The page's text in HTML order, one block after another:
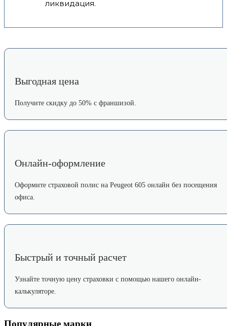
ликвидация.
Выгодная цена
Получите скидку до 50% с франшизой.
Онлайн-оформление
Оформите страховой полис на Peugeot 605 онлайн без посещения
офиса.
Быстрый и точный расчет
Узнайте точную цену страховки с помощью нашего онлайн-
калькуляторе.
Популярные марки